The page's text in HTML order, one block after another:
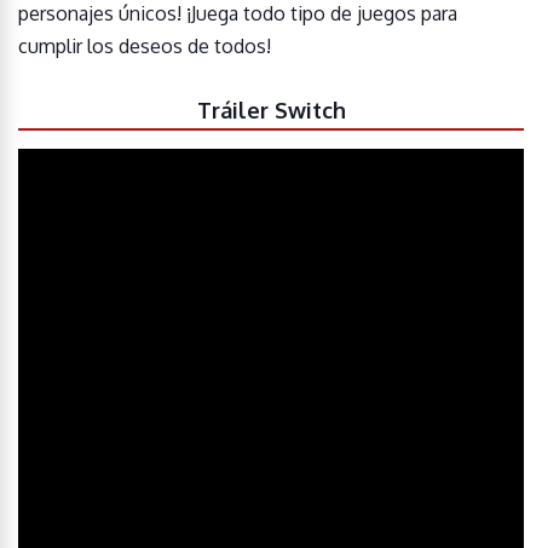
personajes únicos! ¡Juega todo tipo de juegos para
cumplir los deseos de todos!
Tráiler Switch